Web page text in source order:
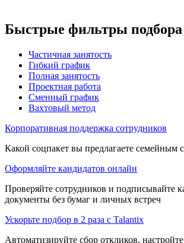
Быстрые фильтры
Частичная занятость
Гибкий график
Полная занятость
Проектная работа
Сменный график
Вахтовый метод
Корпоративная поддержка сотрудников
Какой соцпакет вы предлагаете семейным
Оформляйте кандидатов онлайн
Проверяйте сотрудников и подписывайте
документы без бумаг и личных встреч
Ускорьте подбор в 2 раза с Talantix
Автоматизируйте сбор откликов,